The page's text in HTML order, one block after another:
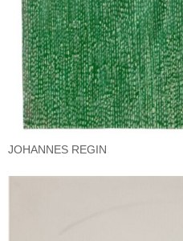
JOHANNES REGIN